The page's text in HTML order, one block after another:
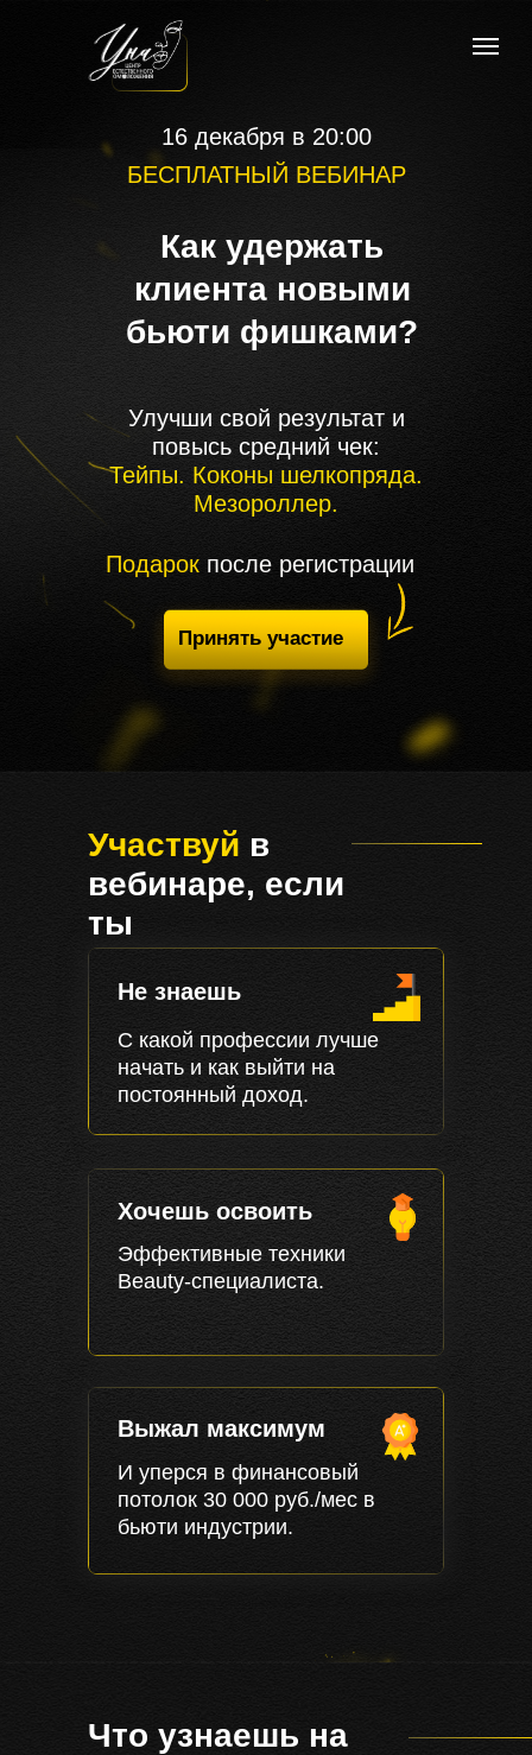
Как удержать
клиента новыми
бьюти фишками?
Принять участие
БЕСПЛАТНЫЙ ВЕБИНАР
16 декабря в 20:00
Улучши свой результат и
повысь средний чек:
Тейпы. Коконы шелкопряда.
Мезороллер.
Подарок после регистрации
Участвуй в
вебинаре, если
ты
Не знаешь
С какой профессии лучше
начать и как выйти на
постоянный доход.
Хочешь освоить
Эффективные техники
Beauty-специалиста.
Выжал максимум
И уперся в финансовый
потолок 30 000 руб./мес в
бьюти индустрии.
Что узнаешь на